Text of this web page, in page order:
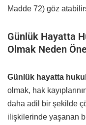
Madde 72) göz
Günlük Hayatta
Olmak Neden
Günlük hayatta
olmak, hak
daha adil bir şekilde
ilişkilerinde yaşanan